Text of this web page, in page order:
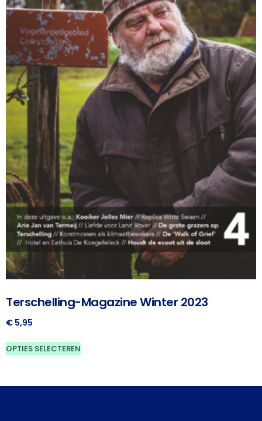
Terschelling-Magazine Winter 2023
€ 5,95
OPTIES SELECTEREN